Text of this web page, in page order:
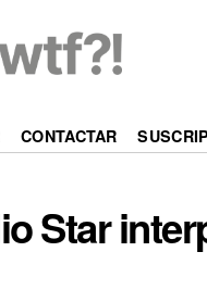
CONTACTAR
Star